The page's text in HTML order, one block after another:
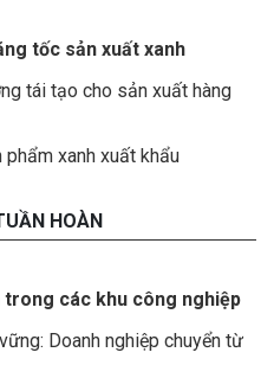
tốc sản xuất xanh
tái tạo cho sản xuất hàng
xanh xuất khẩu
HOÀN
các khu công nghiệp
Doanh nghiệp chuyển từ